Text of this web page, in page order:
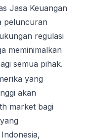
Jasa Keuangan
peluncuran
regulasi
meminimalkan
semua pihak.
yang
akan
market bagi